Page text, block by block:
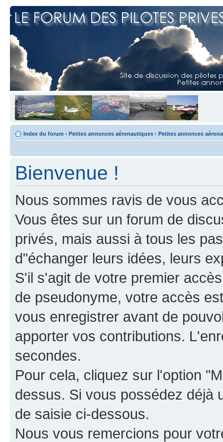
Index du forum ‹ Petites annonces aéronautiques ‹ Petites annonces
Bienvenue !
Nous sommes ravis de vous
Vous êtes sur un forum de
privés, mais aussi à tous les
d"échanger leurs idées, leurs
S'il s'agit de votre premier
de pseudonyme, votre accès
vous enregistrer avant de
apporter vos contributions.
secondes.
Pour cela, cliquez sur l'option
dessus. Si vous possédez déjà
de saisie ci-dessous.
Nous vous remercions pour